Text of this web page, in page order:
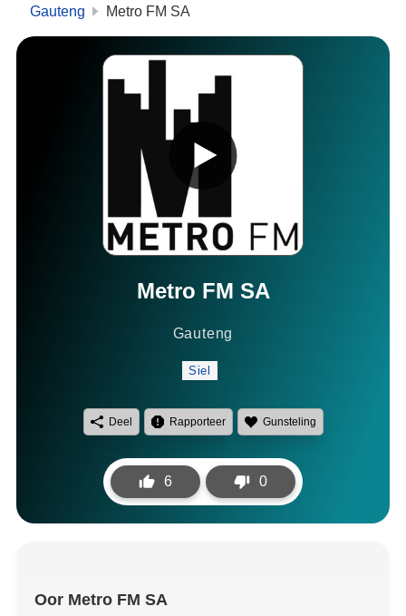
Gauteng Metro FM SA
Metro FM SA
Gauteng
Siel
Deel Rapporteer Gunsteling
6 0
Oor Metro FM SA